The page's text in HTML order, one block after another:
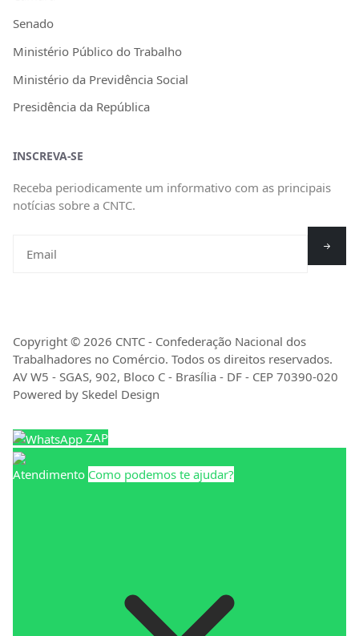
Senado
Ministério Público do Trabalho
Ministério da Previdência Social
Presidência da República
INSCREVA-SE
Receba periodicamente um informativo com as principais
notícias sobre a CNTC.
Copyright © 2026 CNTC - Confederação Nacional dos
Trabalhadores no Comércio. Todos os direitos reservados.
AV W5 - SGAS, 902, Bloco C - Brasília - DF - CEP 70390-020
Powered by Skedel Design
ZAP
Atendimento Como podemos te ajudar?